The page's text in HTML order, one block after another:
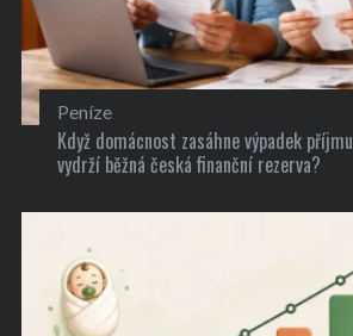
Peníze
Když domácnost zasáhne výpadek
vydrží běžná česká finanční rezerva?